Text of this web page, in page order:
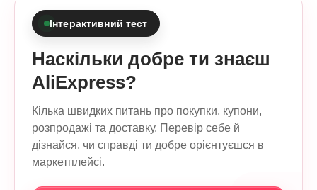
Інтерактивний тест
Наскільки добре ти знаєш
AliExpress?
Кілька швидких питань про покупки, купони,
розпродажі та доставку. Перевір себе й
дізнайся, чи справді ти добре орієнтуєшся в
маркетплейсі.